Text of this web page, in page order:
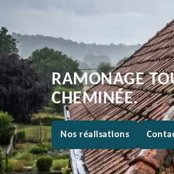
RAMONAGE
CHEMINÉE.
Nos réalisations